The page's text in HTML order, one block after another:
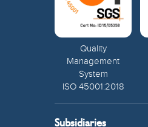
Quality
Management
System
ISO 45001:2018
Subsidiaries